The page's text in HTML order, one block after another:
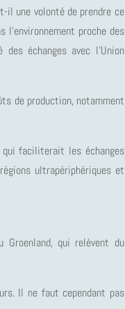
il une volonté de prendre ce
proche des
échanges avec l’Union
de production, notamment
qui faciliterait les échanges
ultrapériphériques et
qui relèvent du
Il ne faut cependant pas